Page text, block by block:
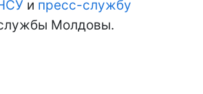
и пресс-службу
Молдовы.